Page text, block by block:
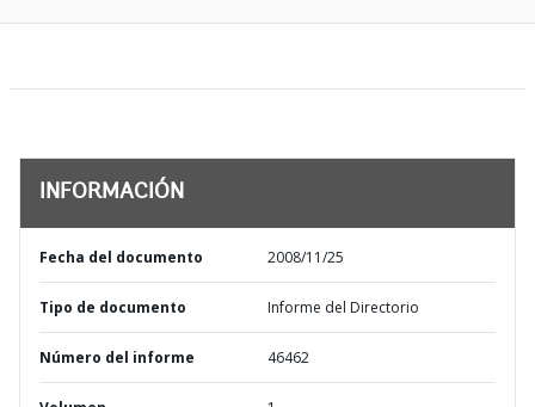
INFORMACIÓN
Fecha del documento 2008/11/25
Tipo de documento Informe del Directorio
Número del informe 46462